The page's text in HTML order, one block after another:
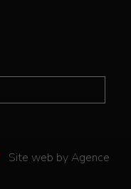
Site web by Agence